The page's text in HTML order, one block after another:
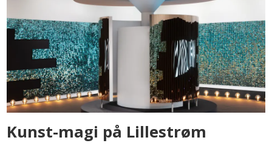
Kunst-magi på Lillestrøm